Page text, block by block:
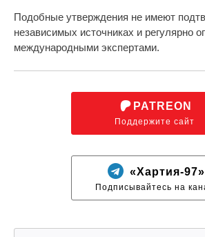
Подобные утверждения не имеют
независимых источниках и регулярно
международными экспертами.
PATREON
Поддержите сайт
«Хартия-97»
Подписывайтесь на